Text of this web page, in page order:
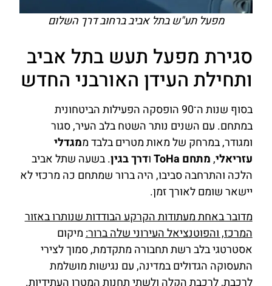
מפעל תע"ש בתל אביב ברחוב דרך השלום
סגירת מפעל תעש בתל אביב
ותחילת העידן האורבני החדש
בסוף שנות ה־90 הופסקה הפעילות הביטחונית
במתחם. עם השנים נותר השטח בלב העיר, סגור
ומגודר, במרחק של מאות מטרים בלבד ממגדלי
עזריאלי,מתחם ToHa ודרך בגין. בשעה שתל אביב
הלכה והתרחבה סביבו, היה ברור שמתחם כה מרכזי לא
יישאר שומם לאורך זמן.
מדובר באחת מעתודות הקרקע הבודדות שנותרו באזור
המרכז, והפוטנציאל העירוני שלה ברור:מיקום
אסטרטגי בלב רשת תחבורה מתקדמת, סמוך לצירי
התעסוקה הגדולים במדינה, עם נגישות מושלמת